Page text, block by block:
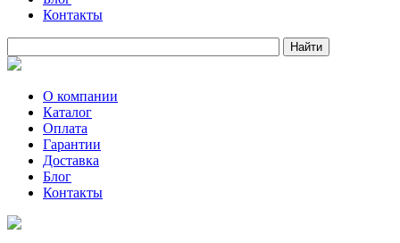
Контакты
О компании
Каталог
Оплата
Гарантии
Доставка
Блог
Контакты